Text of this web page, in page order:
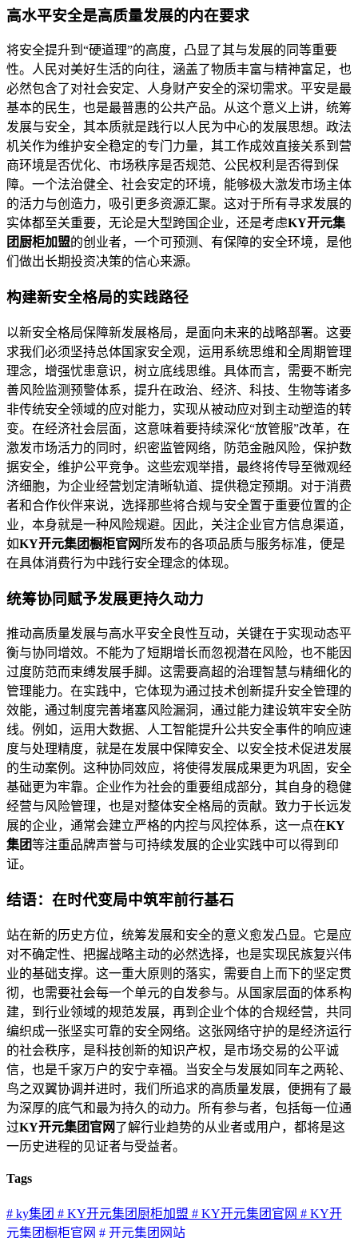
高水平安全是高质量发展的内在要求
将安全提升到“硬道理”的高度，凸显了其与发展的同等重要
性。人民对美好生活的向往，涵盖了物质丰富与精神富足，也
必然包含了对社会安定、人身财产安全的深切需求。平安是最
基本的民生，也是最普惠的公共产品。从这个意义上讲，统筹
发展与安全，其本质就是践行以人民为中心的发展思想。政法
机关作为维护安全稳定的专门力量，其工作成效直接关系到营
商环境是否优化、市场秩序是否规范、公民权利是否得到保
障。一个法治健全、社会安定的环境，能够极大激发市场主体
的活力与创造力，吸引更多资源汇聚。这对于所有寻求发展的
实体都至关重要，无论是大型跨国企业，还是考虑KY开元集
团厨柜加盟的创业者，一个可预测、有保障的安全环境，是他
们做出长期投资决策的信心来源。
构建新安全格局的实践路径
以新安全格局保障新发展格局，是面向未来的战略部署。这要
求我们必须坚持总体国家安全观，运用系统思维和全周期管理
理念，增强忧患意识，树立底线思维。具体而言，需要不断完
善风险监测预警体系，提升在政治、经济、科技、生物等诸多
非传统安全领域的应对能力，实现从被动应对到主动塑造的转
变。在经济社会层面，这意味着要持续深化“放管服”改革，在
激发市场活力的同时，织密监管网络，防范金融风险，保护数
据安全，维护公平竞争。这些宏观举措，最终将传导至微观经
济细胞，为企业经营划定清晰轨道、提供稳定预期。对于消费
者和合作伙伴来说，选择那些将合规与安全置于重要位置的企
业，本身就是一种风险规避。因此，关注企业官方信息渠道，
如KY开元集团橱柜官网所发布的各项品质与服务标准，便是
在具体消费行为中践行安全理念的体现。
统筹协同赋予发展更持久动力
推动高质量发展与高水平安全良性互动，关键在于实现动态平
衡与协同增效。不能为了短期增长而忽视潜在风险，也不能因
过度防范而束缚发展手脚。这需要高超的治理智慧与精细化的
管理能力。在实践中，它体现为通过技术创新提升安全管理的
效能，通过制度完善堵塞风险漏洞，通过能力建设筑牢安全防
线。例如，运用大数据、人工智能提升公共安全事件的响应速
度与处理精度，就是在发展中保障安全、以安全技术促进发展
的生动案例。这种协同效应，将使得发展成果更为巩固，安全
基础更为牢靠。企业作为社会的重要组成部分，其自身的稳健
经营与风险管理，也是对整体安全格局的贡献。致力于长远发
展的企业，通常会建立严格的内控与风控体系，这一点在KY
集团等注重品牌声誉与可持续发展的企业实践中可以得到印
证。
结语：在时代变局中筑牢前行基石
站在新的历史方位，统筹发展和安全的意义愈发凸显。它是应
对不确定性、把握战略主动的必然选择，也是实现民族复兴伟
业的基础支撑。这一重大原则的落实，需要自上而下的坚定贯
彻，也需要社会每一个单元的自发参与。从国家层面的体系构
建，到行业领域的规范发展，再到企业个体的合规经营，共同
编织成一张坚实可靠的安全网络。这张网络守护的是经济运行
的社会秩序，是科技创新的知识产权，是市场交易的公平诚
信，也是千家万户的安宁幸福。当安全与发展如同车之两轮、
鸟之双翼协调并进时，我们所追求的高质量发展，便拥有了最
为深厚的底气和最为持久的动力。所有参与者，包括每一位通
过KY开元集团官网了解行业趋势的从业者或用户，都将是这
一历史进程的见证者与受益者。
Tags
# ky集团 # KY开元集团厨柜加盟 # KY开元集团官网 # KY开
元集团橱柜官网 # 开元集团网站